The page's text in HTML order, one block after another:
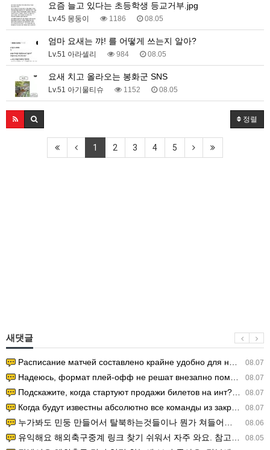
요즘 늘고 있다는 초등학생 등교거부.jpg
Lv.45 몽둥이 1186 08.05
엄마 요새는 꺄! 를 어떻게 쓰는지 알아?
Lv.51 아라셀리 984 08.05
요새 치고 올라오는 봉화군 SNS
Lv.51 아기물티슈 1152 08.05
정렬
1 2 3 4 5
새댓글
08.07
Расписание матчей составлено крайне удобно для нашего часово…
08.07
Надеюсь, формат плей-офф не решат внезапно поменять. https:/…
08.07
Подскажите, когда стартуют продажи билетов на инт? https://g…
08.07
Когда будут известны абсолютно все команды из закрытых квали…
08.06
누가봐도 민둥 만들어서 탈북하는것들이나 뭔가 쳐들어오는 낌새를 미리 알아차리기 위함이지 저걸 전쟁준비라고 하…
08.05
유익해요 해외축구중계 링크 찾기 쉬워서 자주 와요. 참고로 무료스포츠중계 정보 확인할 때 출처 꼭 체크해요.…